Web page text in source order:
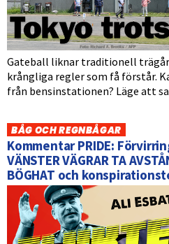
Gateball liknar traditionell
krångliga regler som få förstår.
från bensinstationen? Läge att
BÅG OCH REGNBÅGAR
Kommentar PRIDE:
VÄNSTER VÄGRAR TA
BÖGHAT och